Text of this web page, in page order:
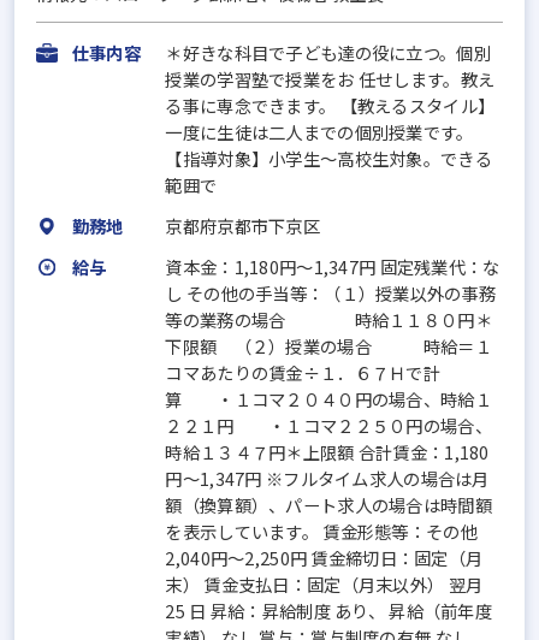
仕事内容
＊好きな科目で子ども達の役に立つ。個別
授業の学習塾で授業をお 任せします。教え
る事に専念できます。 【教えるスタイル】
一度に生徒は二人までの個別授業です。
【指導対象】小学生～高校生対象。できる
範囲で
勤務地
京都府京都市下京区
給与
資本金：1,180円〜1,347円 固定残業代：な
し その他の手当等：（１）授業以外の事務
等の業務の場合 時給１１８０円＊
下限額 （２）授業の場合 時給＝１
コマあたりの賃金÷１．６７Ｈで計
算 ・１コマ２０４０円の場合、時給１
２２１円 ・１コマ２２５０円の場合、
時給１３４７円＊上限額 合計賃金：1,180
円～1,347円 ※フルタイム求人の場合は月
額（換算額）、パート求人の場合は時間額
を表示しています。 賃金形態等：その他
2,040円～2,250円 賃金締切日：固定（月
末） 賃金支払日：固定（月末以外） 翌月
25 日 昇給：昇給制度 あり、 昇給（前年度